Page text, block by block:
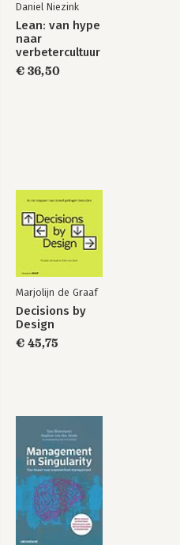
(9 colleges)
Daniel Niezink
Lean: van hype
naar
verbetercultuur
€ 36,50
Marjolijn de Graaf
Decisions by
Design
€ 45,75